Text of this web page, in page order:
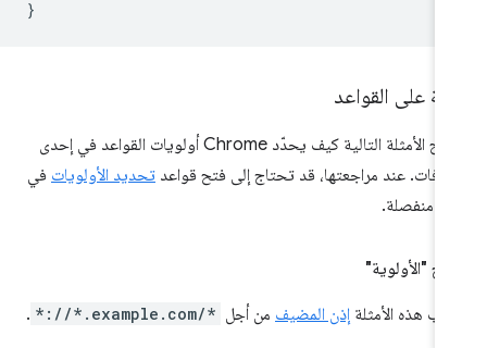
على القواعد
توضّح الأمثلة التالية كيف يحدّد Chrome أولويات القواعد في إحدى
عند مراجعتها، قد تحتاج إلى فتح قواعدتحديد الأولوياتفي
منفصلة.
"الأولوية"
هذه الأمثلةإذن المضيفمن أجل *://*.example.com/*
.